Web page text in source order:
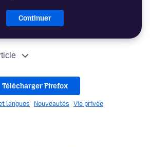
Continuer
Télécharger Firefox
langues Nouveautés Vie privée